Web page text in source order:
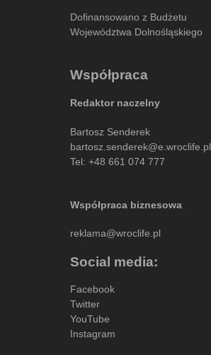
Dofinansowano z Budżetu
Województwa Dolnośląskiego
Współpraca
Redaktor naczelny
Bartosz Senderek
bartosz.senderek@e.wroclife.pl
Tel: +48 661 074 777
Współpraca biznesowa
reklama@wroclife.pl
Social media:
Facebook
Twitter
YouTube
Instagram